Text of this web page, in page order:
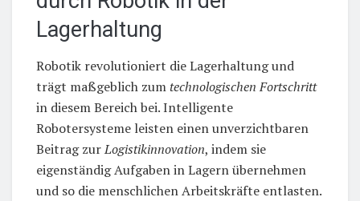
Lagerhaltung
Robotik revolutioniert die Lagerhaltung und
trägt maßgeblich zum technologischen Fortschritt
in diesem Bereich bei. Intelligente
Robotersysteme leisten einen unverzichtbaren
Beitrag zurLogistikinnovation, indem sie
eigenständig Aufgaben in Lagern übernehmen
und so die menschlichen Arbeitskräfte entlasten.